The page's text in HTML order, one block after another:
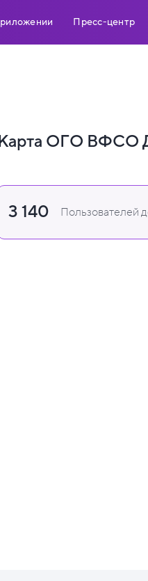
Пресс-центр
ОГО ВФСО
3 140 Пользователей